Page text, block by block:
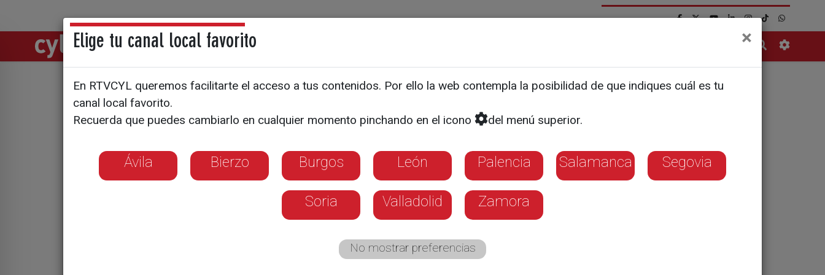
Directos Noticias
AGRO EN ACCIÓN
Solá ha presentado en FIMA la nueva
sembradora Velox
Elige tu canal local favorito ×
En RTVCYL queremos facilitarte el acceso a tus contenidos. Por ello la web contempla la posibilidad de que indiques cuál es tu
canal local favorito.
Recuerda que puedes cambiarlo en cualquier momento pinchando en el icono
del menú superior.
Ávila Bierzo Burgos León Palencia Salamanca Segovia
Soria Valladolid Zamora
No mostrar preferencias